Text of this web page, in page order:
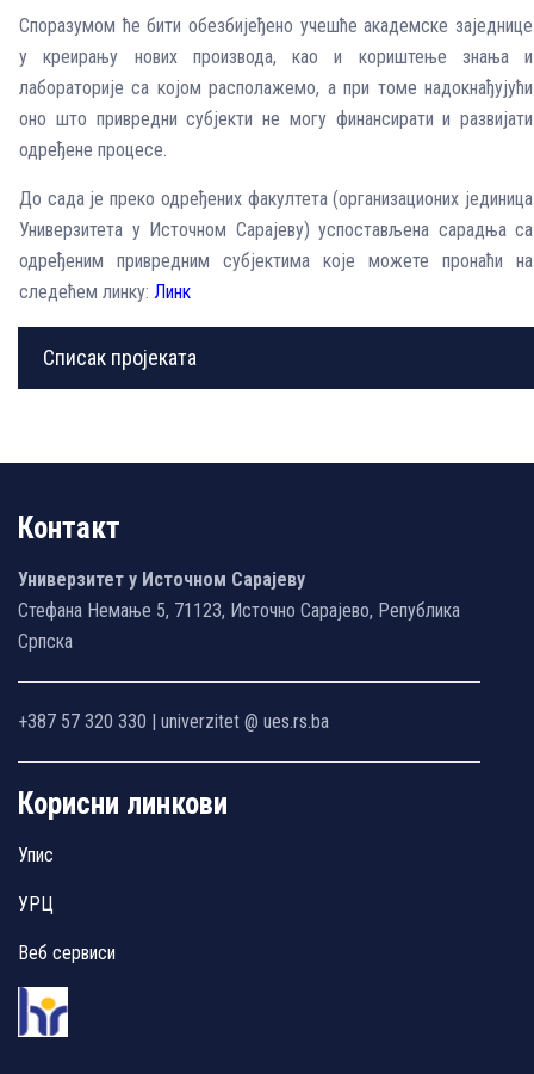
Споразумом ће бити обезбијеђено учешће академске заједнице
у креирању нових производа, као и кориштење знања и
лабораторије са којом располажемо, а при томе надокнађујући
оно што привредни субјекти не могу финансирати и развијати
одређене процесе.
До сада је преко одређених факултета (организационих јединица
Универзитета у Источном Сарајеву) успостављена сарадња са
одређеним привредним субјектима које можете пронаћи на
следећем линку: Линк
Списак пројеката
Контакт
Универзитет у Источном Сарајеву
Стефана Немање 5, 71123, Источно Сарајево, Република
Српска
+387 57 320 330 | univerzitet @ ues.rs.ba
Корисни линкови
Упис
УРЦ
Веб сервиси